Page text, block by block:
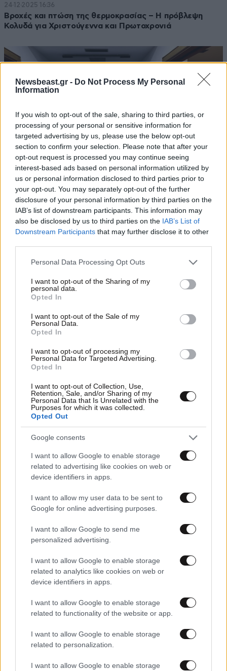
Newsbeast.gr - Do Not Process My Personal
Information
If you wish to opt-out of the sale, sharing to third parties, or
processing of your personal or sensitive information for
targeted advertising by us, please use the below opt-out
section to confirm your selection. Please note that after your
opt-out request is processed you may continue seeing
interest-based ads based on personal information utilized by
us or personal information disclosed to third parties prior to
your opt-out. You may separately opt-out of the further
disclosure of your personal information by third parties on the
IAB’s list of downstream participants. This information may
also be disclosed by us to third parties on the IAB’s List of
Downstream Participants that may further disclose it to other
Please note that this website/app uses one or more Google
not limited to your visit or usage behaviour. You may click to
grant or deny consent to Google and its third-party tags to
use your data for below specified purposes in below Google
consent section.
Personal Data Processing Opt Outs
I want to opt-out of the Sharing of my
personal data.
Opted In
I want to opt-out of the Sale of my
Personal Data.
Opted In
I want to opt-out of processing my
Personal Data for Targeted Advertising.
Opted In
I want to opt-out of Collection, Use,
Retention, Sale, and/or Sharing of my
Personal Data that Is Unrelated with the
Purposes for which it was collected.
Opted Out
Google consents
I want to allow Google to enable storage
related to advertising like cookies on web or
device identifiers in apps.
I want to allow my user data to be sent to
Google for online advertising purposes.
I want to allow Google to send me
personalized advertising.
I want to allow Google to enable storage
related to analytics like cookies on web or
device identifiers in apps.
I want to allow Google to enable storage
related to functionality of the website or app.
I want to allow Google to enable storage
related to personalization.
I want to allow Google to enable storage
24·12·2025 16:36
Βροχές και πτώση της θερμοκρασίας – Η πρόβλεψη
Κολυδά για Χριστούγεννα και Πρωτοχρονιά
24·12·2025 15:13
Εθελοντές του Ελληνικού Ερυθρού Σταυρού πήγαν στο
υπουργείο Υγείας για να πουν τα κάλαντα στον Άδωνι
Γεωργιάδη
24·12·2025 15:00
Ο Κουτσούμπας άκουσε τα χριστουγεννιάτικα κάλαντα
και χόρεψε ηπειρώτικους χορούς
Καλά Χριστούγεννα… ΧΧΧ! Έρχεται η έκρηξη ερωτικής
δραστηριότητας των γιορτών – Γιατί συμβαίνει κάθε